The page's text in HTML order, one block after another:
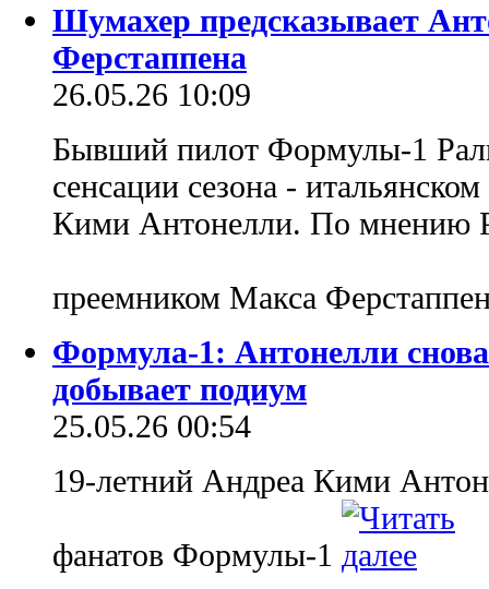
Шумахер предсказывает
Ферстаппена
26.05.26 10:09
Бывший пилот Формулы-1
сенсации сезона -
Кими Антонелли. По мнению
преемником Макса
Формула-1: Антонелли
добывает подиум
25.05.26 00:54
19-летний Андреа Кими
фанатов Формулы-1